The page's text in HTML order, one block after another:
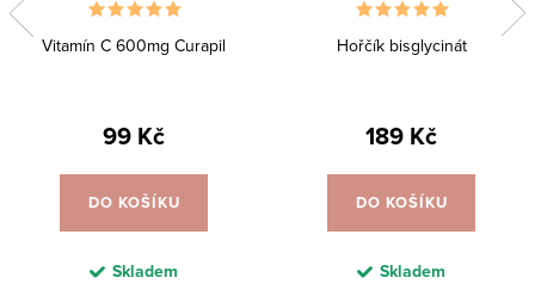
Vitamín C 600mg Curapil
99 Kč
DO KOŠÍKU
Skladem
Hořčík bisglycinát
189 Kč
DO KOŠÍKU
Skladem